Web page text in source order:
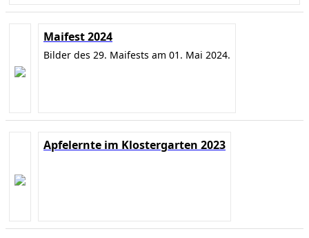
Maifest 2024
Bilder des 29. Maifests am 01. Mai 2024.
Apfelernte im Klostergarten 2023